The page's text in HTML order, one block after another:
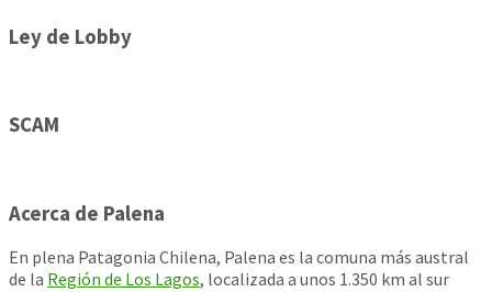
Ley de Lobby
SCAM
Acerca de Palena
En plena Patagonia Chilena, Palena es la comuna más austral
de la Región de Los Lagos, localizada a unos 1.350 km al sur